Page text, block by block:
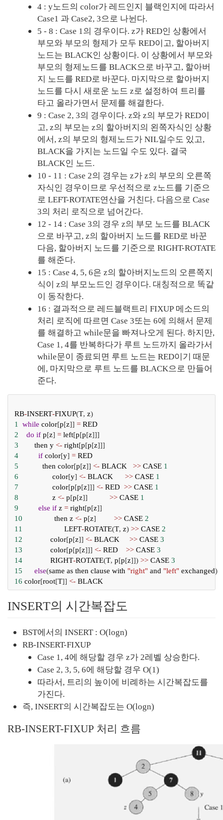
4 : y노드의 color가 레드인지 블랙인지에 따라서
Case1 과 Case2, 3으로 나뉜다.
5 - 8 : Case 1의 경우이다. z가 RED인 상황에서
부모와 부모의 형제가 모두 RED이고, 할아버지
노드는 BLACK인 상황이다. 이 상황에서 부모와
부모의 형제노드를 BLACK으로 바꾸고, 할아버
지 노드를 RED로 바꾼다. 마지막으로 할아버지
노드를 다시 새로운 노드 z로 설정하여 트리를
타고 올라가면서 문제를 해결한다.
9 : Case 2, 3의 경우이다. z와 z의 부모가 RED이
고, z의 부모는 z의 할아버지의 왼쪽자식인 상황
에서, z의 부모의 형제노드가 NIL일수도 있고,
BLACK을 가지는 노드일 수도 있다. 결국
BLACK인 노드.
10 - 11 : Case 2의 경우는 z가 z의 부모의 오른쪽
자식인 경우이므로 우선적으로 z노드를 기준으
로 LEFT-ROTATE연산을 거친다. 다음으로 Case
3의 처리 로직으로 넘어간다.
12 - 14 : Case 3의 경우 z의 부모 노드를 BLACK
으로 바꾸고, z의 할아버지 노드를 RED로 바꾼
다음, 할아버지 노드를 기준으로 RIGHT-ROTATE
를 해준다.
15 : Case 4, 5, 6은 z의 할아버지노드의 오른쪽지
식이 z의 부모노드인 경우이다. 대칭적으로 똑같
이 동작한다.
16 : 결과적으로 레드블랙트리 FIXUP 메소드의
처리 로직에 따르면 Case 3또는 6에 의해서 문제
를 해결하고 while문을 빠져나오게 된다. 하지만,
Case 1, 4를 반복하다가 루트 노드까지 올라가서
while문이 종료되면 루트 노드는 RED이기 때문
에, 마지막으로 루트 노드를 BLACK으로 만들어
준다.
RB-INSERT-FIXUP(T, z)
1
while color[p[z]] = RED
2
do if p[z] = left[p[p[z]]]
3
then y <- right[p[p[z]]]
4
if color[y] = RED
5
then color[p[z]] <- BLACK >> CASE 1
6
color[y] <- BLACK >> CASE 1
7
color[p[p[z]]] <- RED >> CASE 1
8
z <- p[p[z]] >> CASE 1
9
else if z = right[p[z]]
10
then z <- p[z] >> CASE 2
11
LEFT-ROTATE(T, z) >> CASE 2
12
color[p[z]] <- BLACK >> CASE 3
13
color[p[p[z]]] <- RED >> CASE 3
14
RIGHT-ROTATE(T, p[p[z]]) >> CASE 3
15
else(same as then clause with "right" and "left" exchanged)
16 color[root[T]] <- BLACK
INSERT의 시간복잡도
BST에서의 INSERT : O(logn)
RB-INSERT-FIXUP
Case 1, 4에 해당할 경우 z가 2레벨 상승한다.
Case 2, 3, 5, 6에 해당할 경우 O(1)
따라서, 트리의 높이에 비례하는 시간복잡도를
가진다.
즉, INSERT의 시간복잡도는 O(logn)
RB-INSERT-FIXUP 처리 흐름